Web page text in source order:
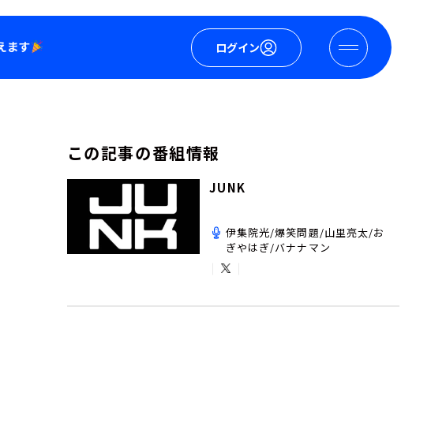
ログイン
この記事の番組情報
JUNK
伊集院光/爆笑問題/山里亮太/お
ぎやはぎ/バナナマン